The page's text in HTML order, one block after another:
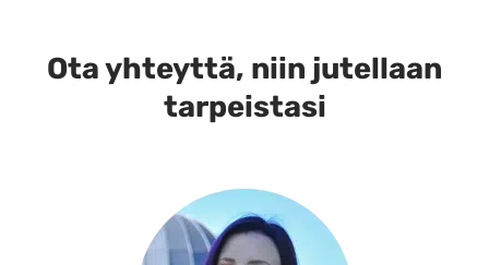
Ota yhteyttä, niin jutellaan
tarpeistasi